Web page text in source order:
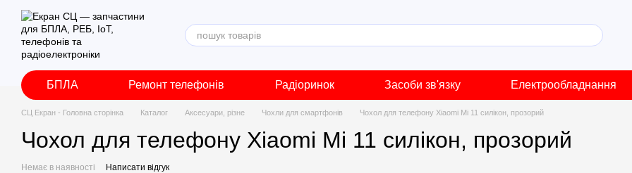
Перейти до основного контенту
БПЛА Ремонт телефонів Радіоринок Засоби зв'язку Електрообладнання
СЦ Екран - Головна сторінка Каталог Аксесуари, різне Чохли для смартфонів Чохол для телефону Xiaomi Mi 11 силікон, прозорий
Чохол для телефону Xiaomi Mi 11 силікон, прозорий
Немає в наявності Написати відгук